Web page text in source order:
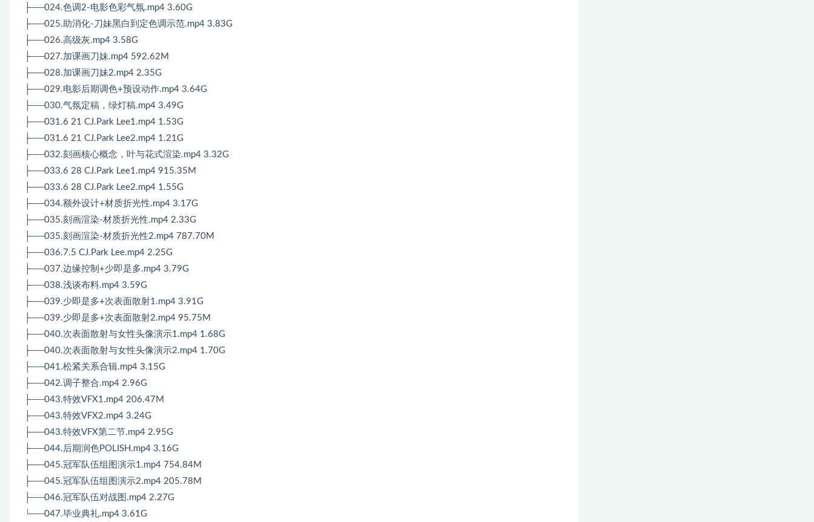
├──024.色调2-电影色彩气氛.mp4 3.60G
├──025.助消化-刀妹黑白到定色调示范.mp4 3.83G
├──026.高级灰.mp4 3.58G
├──027.加课画刀妹.mp4 592.62M
├──028.加课画刀妹2.mp4 2.35G
├──029.电影后期调色+预设动作.mp4 3.64G
├──030.气氛定稿，绿灯稿.mp4 3.49G
├──031.6 21 CJ.Park Lee1.mp4 1.53G
├──031.6 21 CJ.Park Lee2.mp4 1.21G
├──032.刻画核心概念，叶与花式渲染.mp4 3.32G
├──033.6 28 CJ.Park Lee1.mp4 915.35M
├──033.6 28 CJ.Park Lee2.mp4 1.55G
├──034.额外设计+材质折光性.mp4 3.17G
├──035.刻画渲染-材质折光性.mp4 2.33G
├──035.刻画渲染-材质折光性2.mp4 787.70M
├──036.7.5 CJ.Park Lee.mp4 2.25G
├──037.边缘控制+少即是多.mp4 3.79G
├──038.浅谈布料.mp4 3.59G
├──039.少即是多+次表面散射1.mp4 3.91G
├──039.少即是多+次表面散射2.mp4 95.75M
├──040.次表面散射与女性头像演示1.mp4 1.68G
├──040.次表面散射与女性头像演示2.mp4 1.70G
├──041.松紧关系合辑.mp4 3.15G
├──042.调子整合.mp4 2.96G
├──043.特效VFX1.mp4 206.47M
├──043.特效VFX2.mp4 3.24G
├──043.特效VFX第二节.mp4 2.95G
├──044.后期润色POLISH.mp4 3.16G
├──045.冠军队伍组图演示1.mp4 754.84M
├──045.冠军队伍组图演示2.mp4 205.78M
├──046.冠军队伍对战图.mp4 2.27G
└──047.毕业典礼.mp4 3.61G